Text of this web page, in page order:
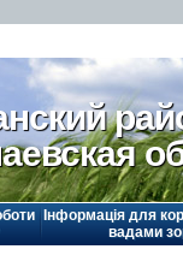
Інформація для
вадами